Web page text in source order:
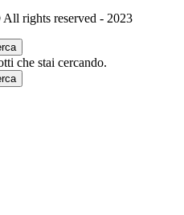
rights reserved - 2023
che stai cercando.